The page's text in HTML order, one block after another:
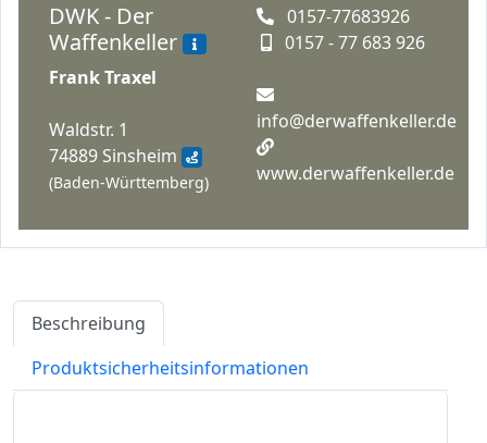
DWK - Der
Waffenkeller
Frank Traxel
Waldstr. 1
74889 Sinsheim
(Baden-Württemberg)
0157-77683926
0157 - 77 683 926
info@derwaffenkeller.de
www.derwaffenkeller.de
Beschreibung
Produktsicherheitsinformationen